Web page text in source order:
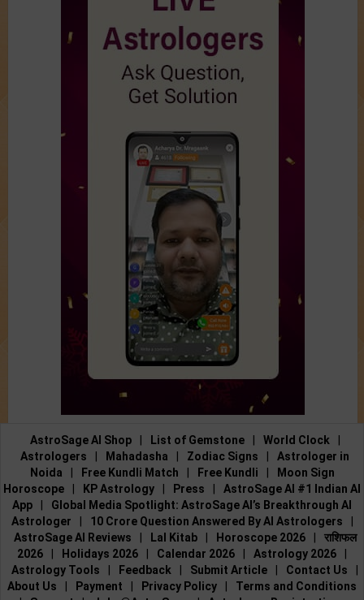
AstroSage AI Shop List of Gemstone World Clock
Astrologers
Mahadasha Zodiac Signs
Astrologer in
Noida
Free Kundli Match Free Kundli
Moon Sign
Horoscope
KP Astrology Press
AstroSage AI #1 Indian AI
App
Global Media Spotlight: AstroSage AI’s Breakthrough AI
Astrologer
10 Crore Question Answered By AI Astrologers
AstroSage AI Reviews
Lal Kitab Horoscope 2026
राशिफल
2026
Holidays 2026 Calendar 2026 Astrology 2026
Astrology Tools
Feedback Submit Article Contact Us
About Us
Payment Privacy Policy
Terms and Conditions